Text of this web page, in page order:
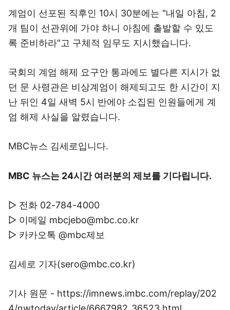
계엄이 선포된 직후인 10시 30분에는 "내일 아침, 2
개 팀이 선관위에 가야 하니 아침에 출발할 수 있도
록 준비하라"고 구체적 임무도 지시했습니다.
국회의 계엄 해제 요구안 통과에도 별다른 지시가 없
던 문 사령관은 비상계엄이 해제되고도 한 시간이 지
난 뒤인 4일 새벽 5시 반에야 소집된 인원들에게 계
엄 해제 사실을 알렸습니다.
MBC뉴스 김세로입니다.
MBC 뉴스는 24시간 여러분의 제보를 기다립니다.
▷ 전화 02-784-4000
▷ 이메일 mbcjebo@mbc.co.kr
▷ 카카오톡 @mbc제보
김세로 기자(sero@mbc.co.kr)
기사 원문 - https://imnews.imbc.com/replay/202